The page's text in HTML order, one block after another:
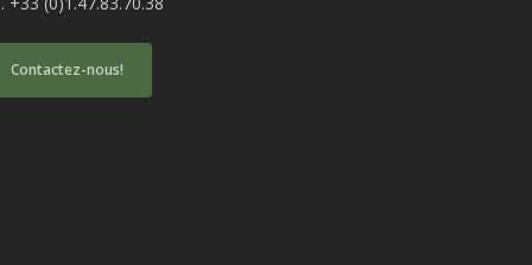
Contactez-nous!